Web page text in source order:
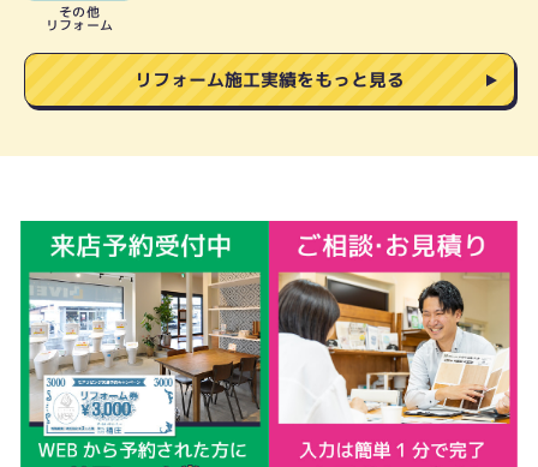
その他
リフォーム
リフォーム施工実績をもっと見る